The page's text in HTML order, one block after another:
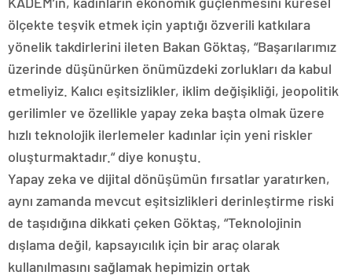
ölçekte teşvik etmek için yaptığı özverili katkılara
yönelik takdirlerini ileten Bakan Göktaş, “Başarılarımız
üzerinde düşünürken önümüzdeki zorlukları da kabul
etmeliyiz. Kalıcı eşitsizlikler, iklim değişikliği, jeopolitik
gerilimler ve özellikle yapay zeka başta olmak üzere
hızlı teknolojik ilerlemeler kadınlar için yeni riskler
oluşturmaktadır.“ diye konuştu.
Yapay zeka ve dijital dönüşümün fırsatlar yaratırken,
aynı zamanda mevcut eşitsizlikleri derinleştirme riski
de taşıdığına dikkati çeken Göktaş, “Teknolojinin
dışlama değil, kapsayıcılık için bir araç olarak
kullanılmasını sağlamak hepimizin ortak